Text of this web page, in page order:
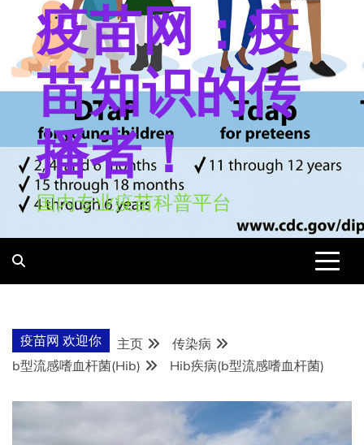
疫苗网：疫
苗知识的传
播者！
国内专业疫苗科普平台
疫苗网 欢迎你 主页
传染病
b型流感嗜血杆菌(Hib)
Hib疾病(b型流感嗜血杆菌)